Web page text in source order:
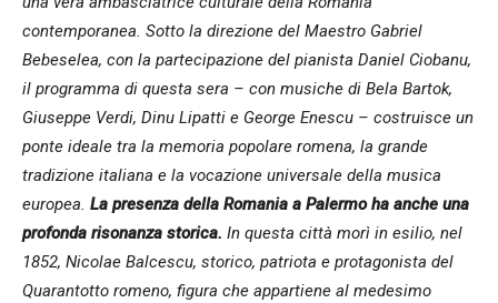
contemporanea. Sotto la direzione del Maestro Gabriel
Bebeselea, con la partecipazione del pianista Daniel Ciobanu,
il programma di questa sera – con musiche di Bela Bartok,
Giuseppe Verdi, Dinu Lipatti e George Enescu – costruisce un
ponte ideale tra la memoria popolare romena, la grande
tradizione italiana e la vocazione universale della musica
europea. La presenza della Romania a Palermo ha anche una
profonda risonanza storica. In questa città morì in esilio, nel
1852, Nicolae Balcescu, storico, patriota e protagonista del
Quarantotto romeno, figura che appartiene al medesimo